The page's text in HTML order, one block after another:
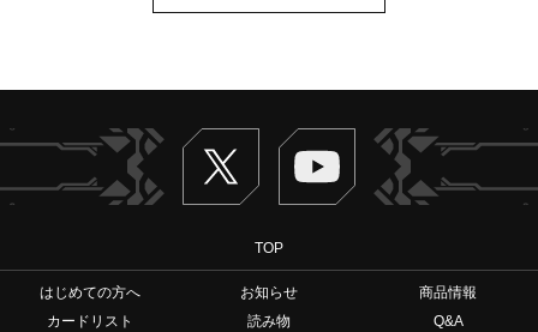
Twitter ヴァンガードch
TOP
はじめての方へ お知らせ
商品情報
カードリスト
読み物
Q&A